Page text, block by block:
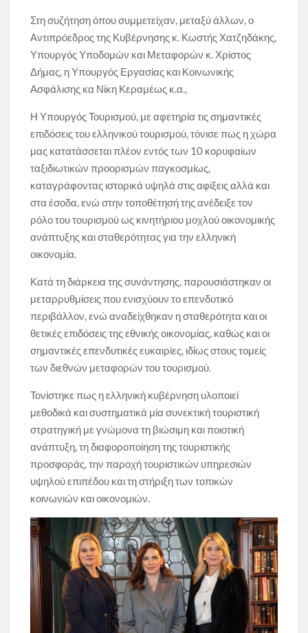
Στη συζήτηση όπου συμμετείχαν, μεταξύ άλλων, ο
Αντιπρόεδρος της Κυβέρνησης κ. Κωστής Χατζηδάκης,
Υπουργός Υποδομών και Μεταφορών κ. Χρίστος
Δήμας, η Υπουργός Εργασίας και Κοινωνικής
Ασφάλισης κα Νίκη Κεραμέως κ.α.,
Η Υπουργός Τουρισμού, με αφετηρία τις σημαντικές
επιδόσεις του ελληνικού τουρισμού, τόνισε πως η χώρα
μας κατατάσσεται πλέον εντός των 10 κορυφαίων
ταξιδιωτικών προορισμών παγκοσμίως,
καταγράφοντας ιστορικά υψηλά στις αφίξεις αλλά και
στα έσοδα, ενώ στην τοποθέτησή της ανέδειξε τον
ρόλο του τουρισμού ως κινητήριου μοχλού οικονομικής
ανάπτυξης και σταθερότητας για την ελληνική
οικονομία.
Κατά τη διάρκεια της συνάντησης, παρουσιάστηκαν οι
μεταρρυθμίσεις που ενισχύουν το επενδυτικό
περιβάλλον, ενώ αναδείχθηκαν η σταθερότητα και οι
θετικές επιδόσεις της εθνικής οικονομίας, καθώς και οι
σημαντικές επενδυτικές ευκαιρίες, ιδίως στους τομείς
των διεθνών μεταφορών του τουρισμού.
Τονίστηκε πως η ελληνική κυβέρνηση υλοποιεί
μεθοδικά και συστηματικά μία συνεκτική τουριστική
στρατηγική με γνώμονα τη βιώσιμη και ποιοτική
ανάπτυξη, τη διαφοροποίηση της τουριστικής
προσφοράς, την παροχή τουριστικών υπηρεσιών
υψηλού επιπέδου και τη στήριξη των τοπικών
κοινωνιών και οικονομιών.